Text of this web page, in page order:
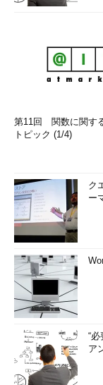
第11回 関数に関す
トピック (1/4)
ク
ー
“
ア